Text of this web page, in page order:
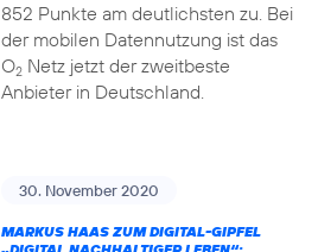
852 Punkte am deutlichsten zu. Bei
der mobilen Datennutzung ist das
O2Netz jetzt der zweitbeste
Anbieter in Deutschland.
30. November 2020
MARKUS HAAS ZUM DIGITAL-GIPFEL